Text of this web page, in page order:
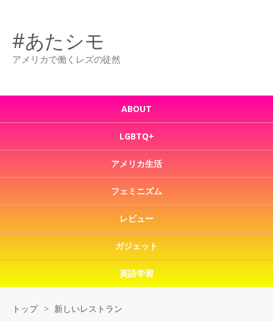
#あたシモ
アメリカで働くレズの徒然
ABOUT
LGBTQ+
アメリカ生活
フェミニズム
レビュー
ガジェット
英語学習
トップ > 新しいレストラン